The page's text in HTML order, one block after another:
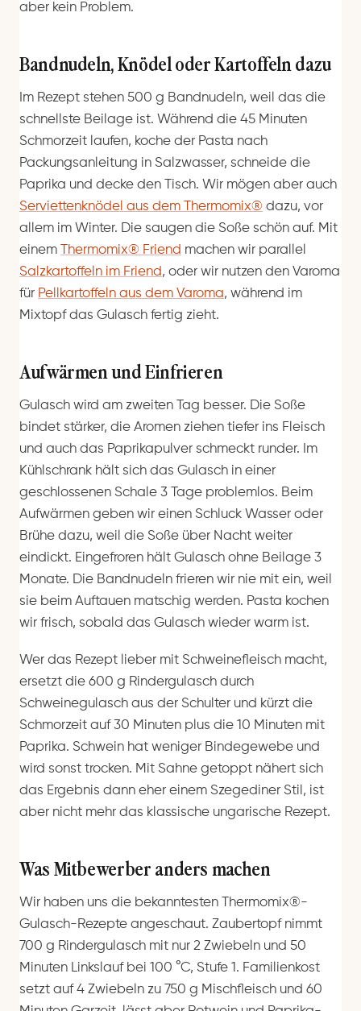
aber kein Problem.
Bandnudeln, Knödel oder Kartoffeln dazu
Im Rezept stehen 500 g Bandnudeln, weil das die
schnellste Beilage ist. Während die 45 Minuten
Schmorzeit laufen, koche der Pasta nach
Packungsanleitung in Salzwasser, schneide die
Paprika und decke den Tisch. Wir mögen aber auch
Serviettenknödel aus dem Thermomix® dazu, vor
allem im Winter. Die saugen die Soße schön auf. Mit
einem
Thermomix® Friend machen wir parallel
Salzkartoffeln im Friend, oder wir nutzen den Varoma
für Pellkartoffeln aus dem Varoma, während im
Mixtopf das Gulasch fertig zieht.
Aufwärmen und Einfrieren
Gulasch wird am zweiten Tag besser. Die Soße
bindet stärker, die Aromen ziehen tiefer ins Fleisch
und auch das Paprikapulver schmeckt runder. Im
Kühlschrank hält sich das Gulasch in einer
geschlossenen Schale 3 Tage problemlos. Beim
Aufwärmen geben wir einen Schluck Wasser oder
Brühe dazu, weil die Soße über Nacht weiter
eindickt. Eingefroren hält Gulasch ohne Beilage 3
Monate. Die Bandnudeln frieren wir nie mit ein, weil
sie beim Auftauen matschig werden. Pasta kochen
wir frisch, sobald das Gulasch wieder warm ist.
Wer das Rezept lieber mit Schweinefleisch macht,
ersetzt die 600 g Rindergulasch durch
Schweinegulasch aus der Schulter und kürzt die
Schmorzeit auf 30 Minuten plus die 10 Minuten mit
Paprika. Schwein hat weniger Bindegewebe und
wird sonst trocken. Mit Sahne getoppt nähert sich
das Ergebnis dann eher einem Szegediner Stil, ist
aber nicht mehr das klassische ungarische Rezept.
Was Mitbewerber anders machen
Wir haben uns die bekanntesten Thermomix®-
Gulasch-Rezepte angeschaut. Zaubertopf nimmt
700 g Rindergulasch mit nur 2 Zwiebeln und 50
Minuten Linkslauf bei 100 °C, Stufe 1. Familienkost
setzt auf 4 Zwiebeln zu 750 g Mischfleisch und 60